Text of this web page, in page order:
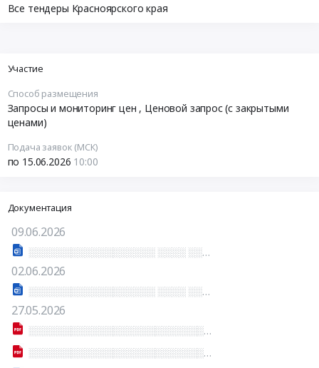
Все тендеры Красноярского края
Участие
Способ размещения
Запросы и мониторинг цен , Ценовой запрос (с закрытыми
ценами)
Подача заявок (МСК)
по 15.06.2026 10:00
Документация
09.06.2026
░░░░░░░░░░░░░░░░░░ ░░░░ ░░░░░░░░░░ ░░░░░░ ░░░░░░░░░░░░░░░
02.06.2026
░░░░░░░░░░░░░░░░░░ ░░░░ ░░░░░░░░░░ ░░░░░░ ░░░░░░░░░░░░░░░
27.05.2026
░░░░░░░░░░░░░░░░░░░░░░░░░░░░░░░░░░░░░░░░░░░░░░░░░░░░░░░░░░░░░░░░░░░░░░░░░░░░░░░░░░░░░
░░░░░░░░░░░░░░░░░░░░░░░░░░░░░░░░░░░░░░░░░░░░░░░░░░░░░░░░░░░░░░░░░░░░░░░░░░░░░░░░░░░░░